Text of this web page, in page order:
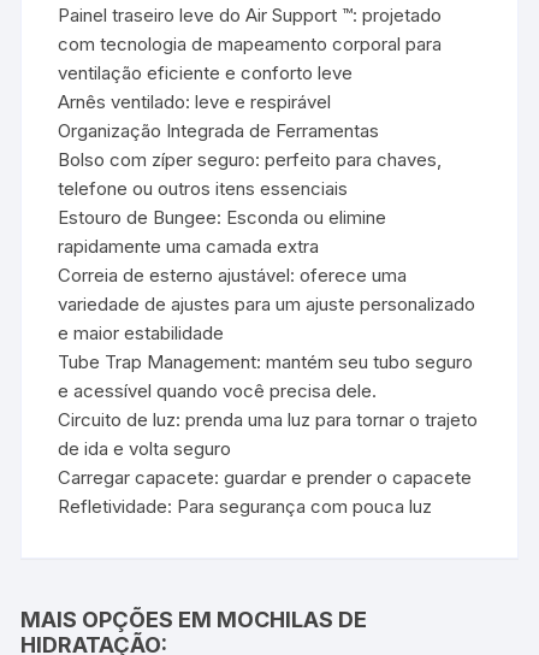
Painel traseiro leve do Air Support ™: projetado
com tecnologia de mapeamento corporal para
ventilação eficiente e conforto leve
Arnês ventilado: leve e respirável
Organização Integrada de Ferramentas
Bolso com zíper seguro: perfeito para chaves,
telefone ou outros itens essenciais
Estouro de Bungee: Esconda ou elimine
rapidamente uma camada extra
Correia de esterno ajustável: oferece uma
variedade de ajustes para um ajuste personalizado
e maior estabilidade
Tube Trap Management: mantém seu tubo seguro
e acessível quando você precisa dele.
Circuito de luz: prenda uma luz para tornar o trajeto
de ida e volta seguro
Carregar capacete: guardar e prender o capacete
Refletividade: Para segurança com pouca luz
MAIS OPÇÕES EM MOCHILAS DE
HIDRATAÇÃO: